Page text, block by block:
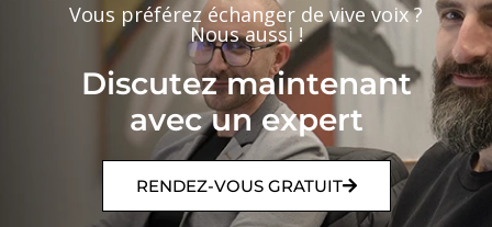
Vous préférez échanger de vive voix ?
Nous aussi !
Discutez maintenant
avec un expert
RENDEZ-VOUS GRATUIT